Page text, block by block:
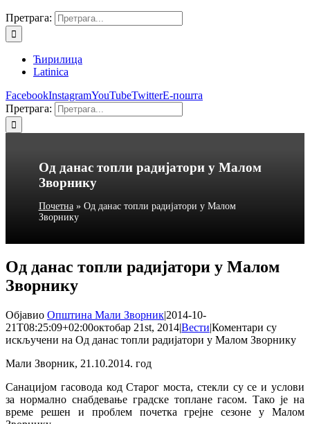
Претрага:
Ћирилица
Latinica
FacebookInstagramYouTubeTwitterЕ-пошта
Претрага:
Од данас топли радијатори у Малом
Зворнику
Почетна» Од данас топли радијатори у Малом
Зворнику
Од данас топли радијатори у Малом
Зворнику
Објавио Општина Мали Зворник|2014-10-
21T08:25:09+02:00октобар 21st, 2014|Вести|Коментари су
искључени на Од данас топли радијатори у Малом Зворнику
Мали Зворник, 21.10.2014. год
Санацијом гасовода код Старог моста, стекли су се и услови
за нормално снабдевање градске топлане гасом. Тако је на
време решен и проблем почетка грејне сезоне у Малом